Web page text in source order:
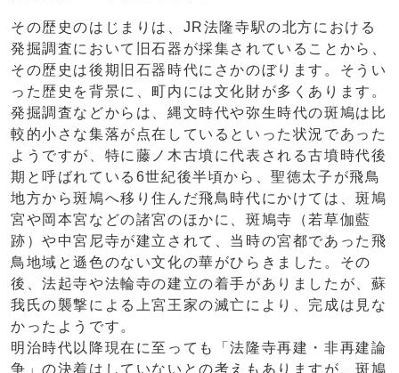
その歴史のはじまりは、JR法隆寺駅の北方における
発掘調査において旧石器が採集されていることから、
その歴史は後期旧石器時代にさかのぼります。そうい
った歴史を背景に、町内には文化財が多くあります。
発掘調査などからは、縄文時代や弥生時代の斑鳩は比
較的小さな集落が点在しているといった状況であった
ようですが、特に藤ノ木古墳に代表される古墳時代後
期と呼ばれている6世紀後半頃から、聖徳太子が飛鳥
地方から斑鳩へ移り住んだ飛鳥時代にかけては、斑鳩
宮や岡本宮などの諸宮のほかに、斑鳩寺（若草伽藍
跡）や中宮尼寺が建立されて、当時の宮都であった飛
鳥地域と遜色のない文化の華がひらきました。その
後、法起寺や法輪寺の建立の着手がありましたが、蘇
我氏の襲撃による上宮王家の滅亡により、完成は見な
かったようです。
明治時代以降現在に至っても「法隆寺再建・非再建論
争」の決着はしていないとの考えもありますが、斑鳩